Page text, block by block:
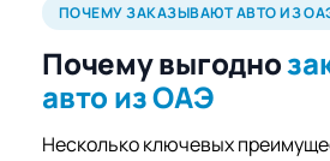
ПОЧЕМУ ЗАКАЗЫВАЮТ АВТО ИЗ
Почему выгодно
авто из ОАЭ
Несколько ключевых